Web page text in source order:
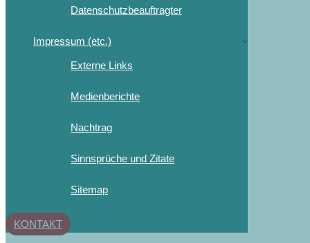
Datenschutzbeauftragter
Impressum (etc.)
Externe Links
Medienberichte
Nachtrag
Sinnsprüche und Zitate
Sitemap
KONTAKT